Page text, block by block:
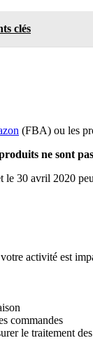
clés
(FBA) ou les
ne sont
30 avril 2020
activité est
commandes
le traitement